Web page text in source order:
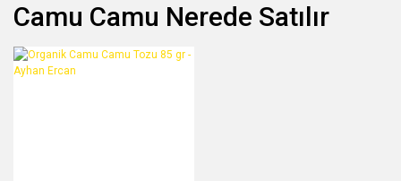
Camu Camu Nerede Satılır